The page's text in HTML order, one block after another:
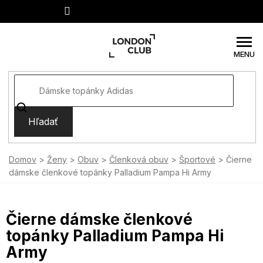
Hľadať
Domov Ženy Obuv Členková obuv Športové
Čierne
dámske členkové topánky Palladium Pampa Hi Army
Čierne dámske členkové
topánky Palladium Pampa Hi
Army